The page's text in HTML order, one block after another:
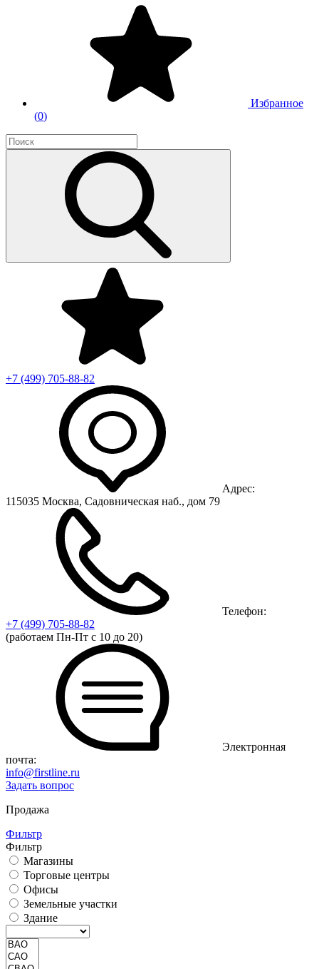
Избранное
(0)
+7 (499) 705-88-82
Адрес:
115035 Москва, Садовническая наб., дом 79
Телефон:
+7 (499) 705-88-82
(работаем Пн-Пт с 10 до 20)
Электронная
почта:
info@firstline.ru
Задать вопрос
Продажа
Фильтр
Фильтр
Магазины
Торговые центры
Офисы
Земельные участки
Здание